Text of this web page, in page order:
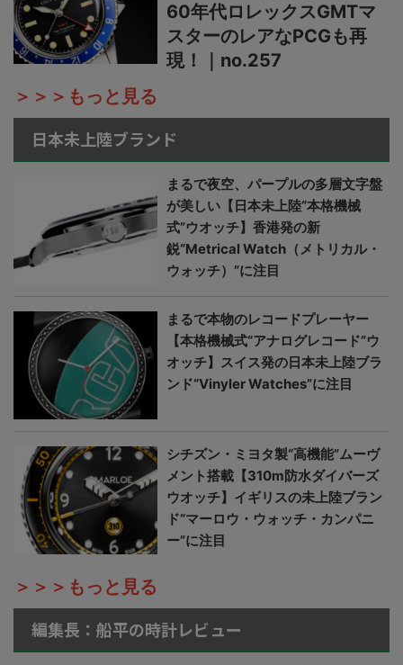
60年代ロレックスGMTマ
スターのレアなPCGも再
現！｜no.257
＞＞＞もっと見る
日本未上陸ブランド
まるで夜空、パープルの多層文字盤
が美しい【日本未上陸“本格機械
式”ウオッチ】香港発の新
鋭“Metrical Watch（メトリカル・
ウォッチ）”に注目
まるで本物のレコードプレーヤー
【本格機械式“アナログレコード”ウ
オッチ】スイス発の日本未上陸ブラ
ンド“Vinyler Watches”に注目
シチズン・ミヨタ製“高機能”ムーヴ
メント搭載【310m防水ダイバーズ
ウオッチ】イギリスの未上陸ブラン
ド“マーロウ・ウォッチ・カンパニ
ー”に注目
＞＞＞もっと見る
編集長：船平の時計レビュー